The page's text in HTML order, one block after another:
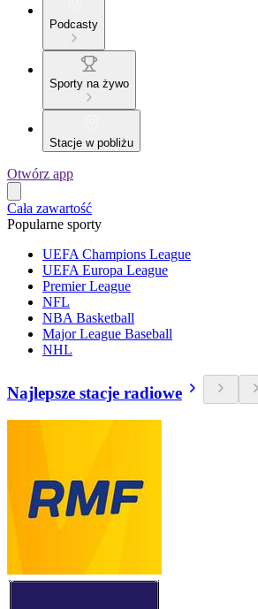
Podcasty
Sporty na żywo
Stacje w pobliżu
Otwórz app
Cała zawartość
Popularne sporty
UEFA Champions League
UEFA Europa League
Premier League
NFL
NBA Basketball
Major League Baseball
NHL
Najlepsze stacje radiowe